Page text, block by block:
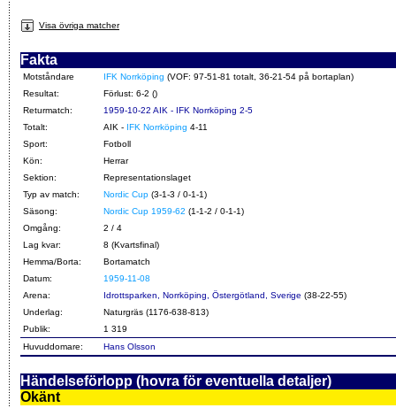
Visa övriga matcher
Fakta
Motståndare IFK Norrköping (VOF: 97-51-81 totalt, 36-21-54 på bortaplan)
Resultat:
Förlust: 6-2 ()
Returmatch:
1959-10-22 AIK - IFK Norrköping 2-5
Totalt:
AIK - IFK Norrköping 4-11
Sport:
Fotboll
Kön:
Herrar
Sektion:
Representationslaget
Typ av match:
Nordic Cup (3-1-3 / 0-1-1)
Säsong:
Nordic Cup 1959-62 (1-1-2 / 0-1-1)
Omgång:
2 / 4
Lag kvar:
8 (Kvartsfinal)
Hemma/Borta:
Bortamatch
Datum:
1959-11-08
Arena:
Idrottsparken, Norrköping, Östergötland, Sverige (38-22-55)
Underlag:
Naturgräs (1176-638-813)
Publik:
1 319
Huvuddomare:
Hans Olsson
Händelseförlopp (hovra för eventuella detaljer)
Okänt